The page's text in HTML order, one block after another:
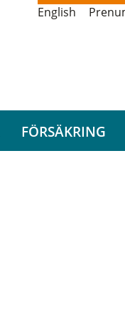
English
FÖRSÄKRING